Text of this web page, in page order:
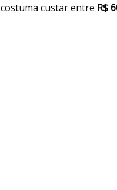
custar entre R$